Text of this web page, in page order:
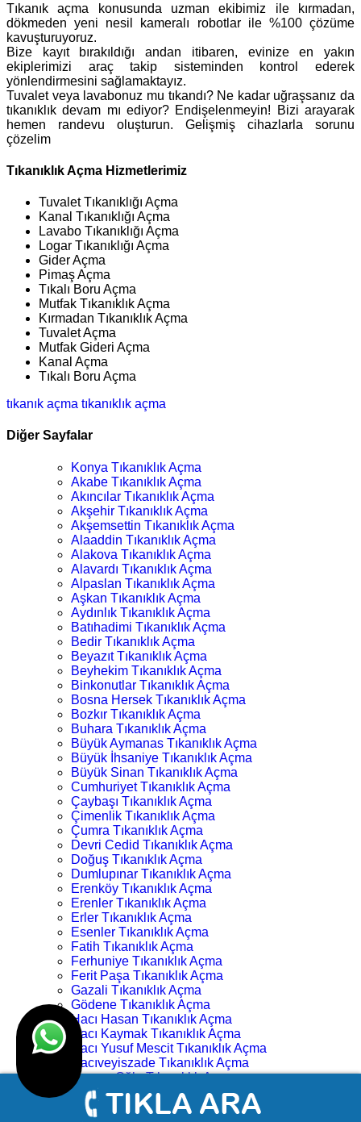
Tıkanık açma konusunda uzman ekibimiz ile kırmadan,
dökmeden yeni nesil kameralı robotlar ile %100 çözüme
kavuşturuyoruz.
Bize kayıt bırakıldığı andan itibaren, evinize en yakın
ekiplerimizi araç takip sisteminden kontrol ederek
yönlendirmesini sağlamaktayız.
Tuvalet veya lavabonuz mu tıkandı? Ne kadar uğraşsanız da
tıkanıklık devam mı ediyor? Endişelenmeyin! Bizi arayarak
hemen randevu oluşturun. Gelişmiş cihazlarla sorunu
çözelim
Tıkanıklık Açma Hizmetlerimiz
Tuvalet Tıkanıklığı Açma
Kanal Tıkanıklığı Açma
Lavabo Tıkanıklığı Açma
Logar Tıkanıklığı Açma
Gider Açma
Pimaş Açma
Tıkalı Boru Açma
Mutfak Tıkanıklık Açma
Kırmadan Tıkanıklık Açma
Tuvalet Açma
Mutfak Gideri Açma
Kanal Açma
Tıkalı Boru Açma
tıkanık açma tıkanıklık açma
Diğer Sayfalar
Konya Tıkanıklık Açma
Akabe Tıkanıklık Açma
Akıncılar Tıkanıklık Açma
Akşehir Tıkanıklık Açma
Akşemsettin Tıkanıklık Açma
Alaaddin Tıkanıklık Açma
Alakova Tıkanıklık Açma
Alavardı Tıkanıklık Açma
Alpaslan Tıkanıklık Açma
Aşkan Tıkanıklık Açma
Aydınlık Tıkanıklık Açma
Batıhadimi Tıkanıklık Açma
Bedir Tıkanıklık Açma
Beyazıt Tıkanıklık Açma
Beyhekim Tıkanıklık Açma
Binkonutlar Tıkanıklık Açma
Bosna Hersek Tıkanıklık Açma
Bozkır Tıkanıklık Açma
Buhara Tıkanıklık Açma
Büyük Aymanas Tıkanıklık Açma
Büyük İhsaniye Tıkanıklık Açma
Büyük Sinan Tıkanıklık Açma
Cumhuriyet Tıkanıklık Açma
Çaybaşı Tıkanıklık Açma
Çimenlik Tıkanıklık Açma
Çumra Tıkanıklık Açma
Devri Cedid Tıkanıklık Açma
Doğuş Tıkanıklık Açma
Dumlupınar Tıkanıklık Açma
Erenköy Tıkanıklık Açma
Erenler Tıkanıklık Açma
Erler Tıkanıklık Açma
Esenler Tıkanıklık Açma
Fatih Tıkanıklık Açma
Ferhuniye Tıkanıklık Açma
Ferit Paşa Tıkanıklık Açma
Gazali Tıkanıklık Açma
Gödene Tıkanıklık Açma
Hacı Hasan Tıkanıklık Açma
Hacı Kaymak Tıkanıklık Açma
Hacı Yusuf Mescit Tıkanıklık Açma
Hacıveyiszade Tıkanıklık Açma
Hamza Oğlu Tıkanıklık Açma
Hanay Başı Tıkanıklık Açma
Harmancık Tıkanıklık Açma